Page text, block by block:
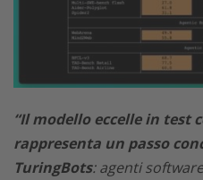
“Il modello eccelle in test
rappresenta un passo
TuringBots: agenti